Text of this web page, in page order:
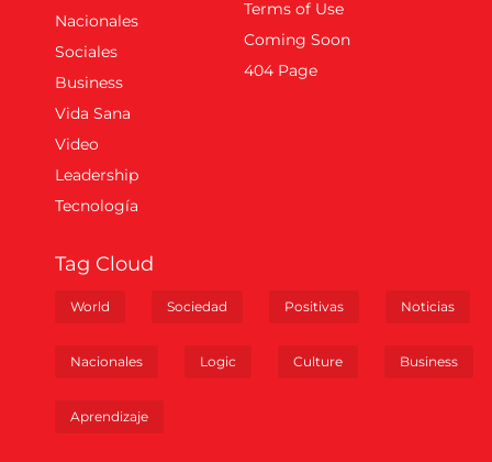
Nacionales
Sociales
Business
Vida Sana
Video
Leadership
Tecnología
Terms of Use
Coming Soon
404 Page
Tag Cloud
World Sociedad Positivas Noticias
Nacionales Logic Culture Business
Aprendizaje